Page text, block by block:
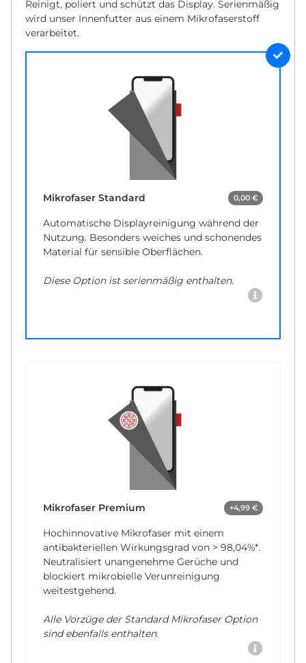
Reinigt, poliert und schützt das Display. Serienmäßig
wird unser Innenfutter aus einem Mikrofaserstoff
verarbeitet.
Mikrofaser Standard 0,00 €
Automatische Displayreinigung während der
Nutzung. Besonders weiches und schonendes
Material für sensible Oberflächen.
Diese Option ist serienmäßig enthalten.
Mikrofaser Premium +4,99 €
Hochinnovative Mikrofaser mit einem
antibakteriellen Wirkungsgrad von > 98,04%*.
Neutralisiert unangenehme Gerüche und
blockiert mikrobielle Verunreinigung
weitestgehend.
Alle Vorzüge der Standard Mikrofaser Option
sind ebenfalls enthalten.